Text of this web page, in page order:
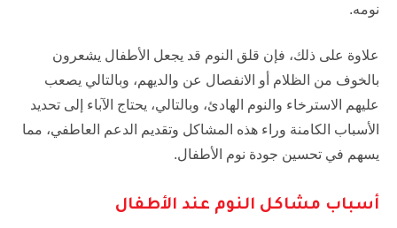
نومه.
علاوة على ذلك، فإن قلق النوم قد يجعل الأطفال يشعرون
بالخوف من الظلام أو الانفصال عن والديهم، وبالتالي يصعب
عليهم الاسترخاء والنوم الهادئ، وبالتالي، يحتاج الآباء إلى تحديد
الأسباب الكامنة وراء هذه المشاكل وتقديم الدعم العاطفي، مما
يسهم في تحسين جودة نوم الأطفال.
أسباب مشاكل النوم عند الأطفال